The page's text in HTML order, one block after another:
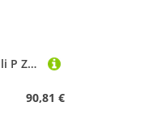
Pirelli Fahrradreifen Pirelli P ZERO Race TLR 4S Rennradreifen 28-622 - Ganzjahres-Faltreife
90,81 €